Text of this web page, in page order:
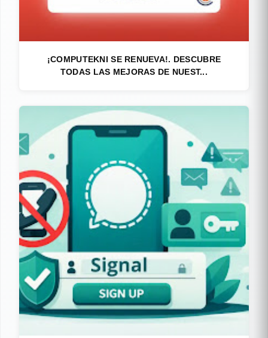
¡COMPUTEKNI SE RENUEVA!. DESCUBRE
TODAS LAS MEJORAS DE NUEST...